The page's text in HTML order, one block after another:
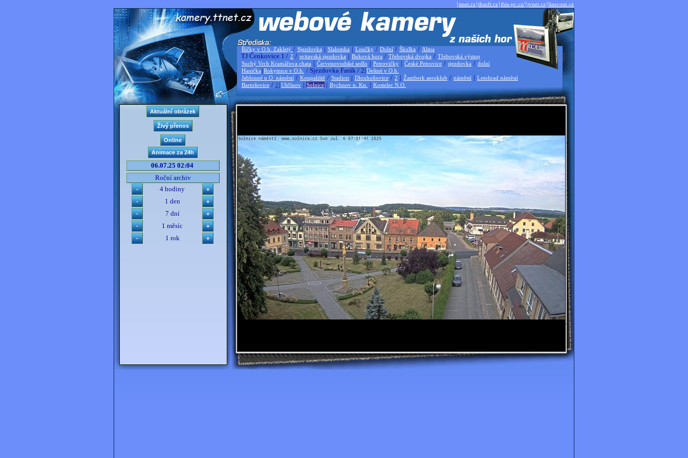
|ttnet.cz|thsoft.cz|ibis-pc.cz/|jvnet.cz|linecom.cz
Říčky v O.h. Zakletý / Sjezdovka | Slalomka | Loučky / Dolní / Školka / Alma
TJ Čenkovice 1 / 2 / svitavská sjezdovka | Buková hora / Třebovská dvojka / Třebovská výstup
Suchý Vrch Kramářova chata | Červenovodské sedlo | Petrovičky | České Petrovice / sjezdovka / dolní
Hanička |Rokytnice v O.h. / Sjezdovka Farák / 2|Deštné v O.h.
Jablonné n O. náměstí / Koupaliště / Stadion | Dlouhoňovice / 2 | Žamberk aeroklub / náměstí | Letohrad náměstí
Bartošovice / 2 |Uhřínov | Solnice | Rychnov n. Kn. | Kostelec N.O.
06.07.25 02:04
Roční archiv
4 hodiny
1 den
7 dní
1 měsíc
1 rok